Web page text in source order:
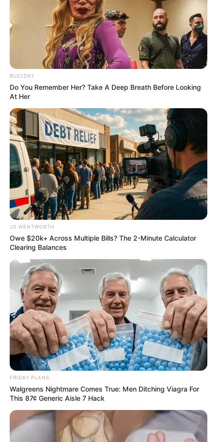
Guess Their Job — Most People Get It Wrong
BRAINBERRIES
You'll Be Amazed By The Blue Lagoon Stars Today
BRAINBERRIES
Arthrologist Begs To Stop Buying Knee Braces - Do
This Instead
FORGE BODY
BUZZDAY
Do You Remember Her? Take A Deep Breath Before Looking
At Her
JG WENTWORTH
Owe $20k+ Across Multiple Bills? The 2-Minute Calculator
Clearing Balances
FRIDAY PLANS
Walgreens Nightmare Comes True: Men Ditching Viagra For
This 87¢ Generic Aisle 7 Hack